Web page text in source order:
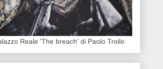
Reale 'The breach' di Paolo Troilo